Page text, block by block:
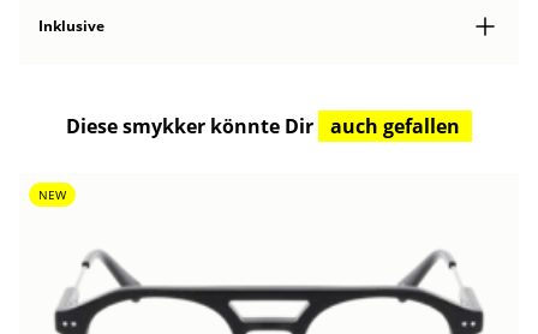
Inklusive
Diese smykker könnte Dir auch gefallen
NEW